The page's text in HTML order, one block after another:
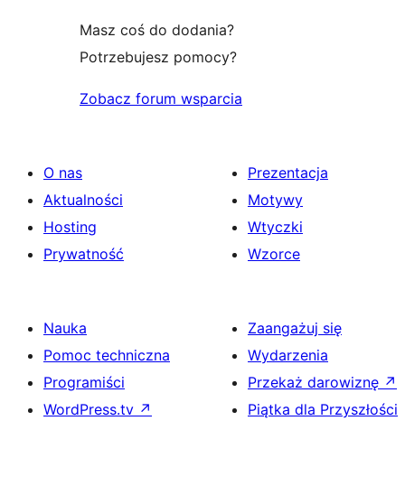
Masz coś do dodania?
Potrzebujesz pomocy?
Zobacz forum wsparcia
O nas
Aktualności
Hosting
Prywatność
Prezentacja
Motywy
Wtyczki
Wzorce
Nauka
Pomoc techniczna
Programiści
WordPress.tv ↗
Zaangażuj się
Wydarzenia
Przekaż darowiznę ↗
Piątka dla Przyszłości